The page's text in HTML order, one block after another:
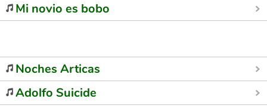
Mi novio es bobo
Noches Articas
Adolfo Suicide